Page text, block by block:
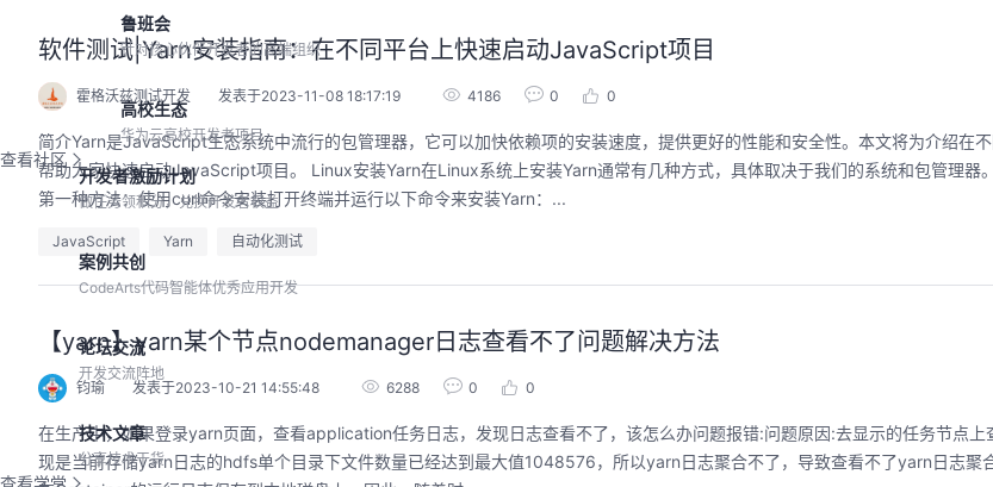
鲁班会
针对核心伙伴开发者的高端组织
高校生态
华为云高校开发者项目
查看社区
开发者激励计划
做任务领积分，兑换开发者权益
案例共创
CodeArts代码智能体优秀应用开发
论坛交流
开发交流阵地
技术文章
分享技术干货
查看学堂
软件测试|Yarn安装指南：在不同平台上快速启动JavaScript项目
霍格沃兹测试开发 发表于2023-11-08 18:17:19 4186 0 0
简介Yarn是JavaScript生态系统中流行的包管理器，它可以加快依赖项的安装速度，提供更好的性能和安全性。本文将为介绍在不
帮助大家快速启动JavaScript项目。 Linux安装Yarn在Linux系统上安装Yarn通常有几种方式，具体取决于我们的系统和包管理器
第一种方法：使用curl命令安装打开终端并运行以下命令来安装Yarn：...
JavaScript Yarn 自动化测试
【yarn】yarn某个节点nodemanager日志查看不了问题解决方法
钧瑜 发表于2023-10-21 14:55:48 6288 0 0
在生产中，如果登录yarn页面，查看application任务日志，发现日志查看不了，该怎么办问题报错:问题原因:去显示的任务节点
现是当前存储yarn日志的hdfs单个目录下文件数量已经达到最大值1048576，所以yarn日志聚合不了，导致查看不了yarn日志聚